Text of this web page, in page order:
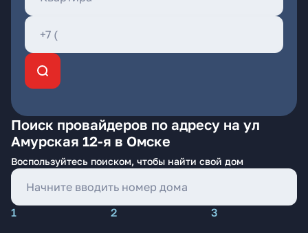
Поиск провайдеров по адресу на ул
Амурская 12-я в Омске
Воспользуйтесь поиском, чтобы найти свой дом
1 2
3